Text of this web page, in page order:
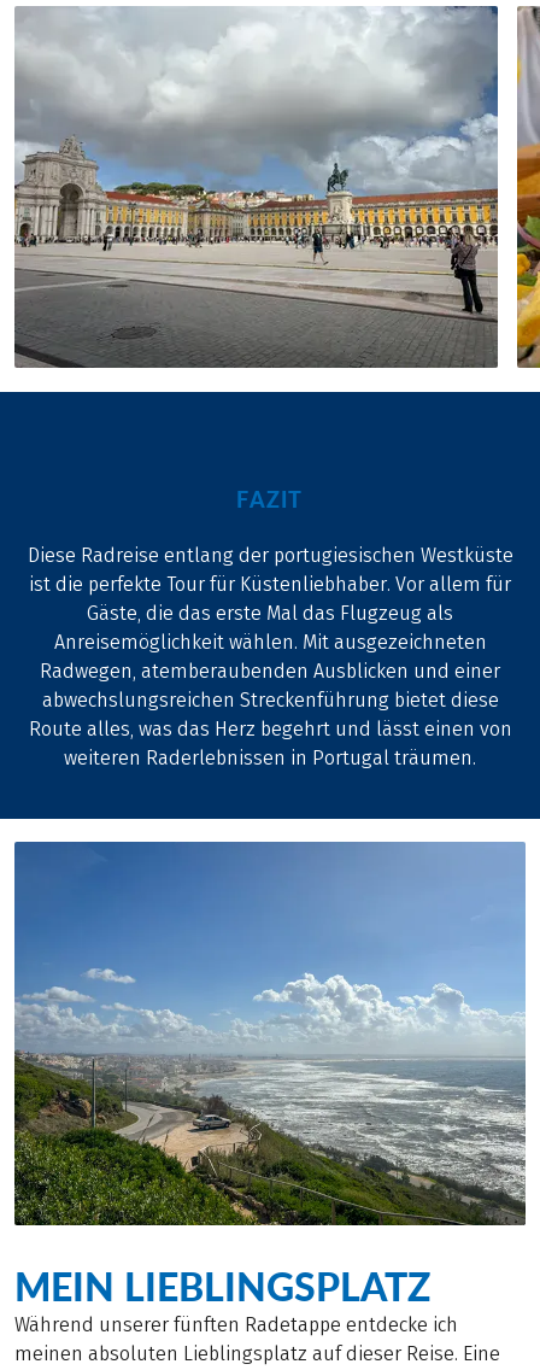
FAZIT
Diese Radreise entlang der portugiesischen Westküste
ist die perfekte Tour für Küstenliebhaber. Vor allem für
Gäste, die das erste Mal das Flugzeug als
Anreisemöglichkeit wählen. Mit ausgezeichneten
Radwegen, atemberaubenden Ausblicken und einer
abwechslungsreichen Streckenführung bietet diese
Route alles, was das Herz begehrt und lässt einen von
weiteren Raderlebnissen in Portugal träumen.
MEIN LIEBLINGSPLATZ
Während unserer fünften Radetappe entdecke ich
meinen absoluten Lieblingsplatz auf dieser Reise. Eine